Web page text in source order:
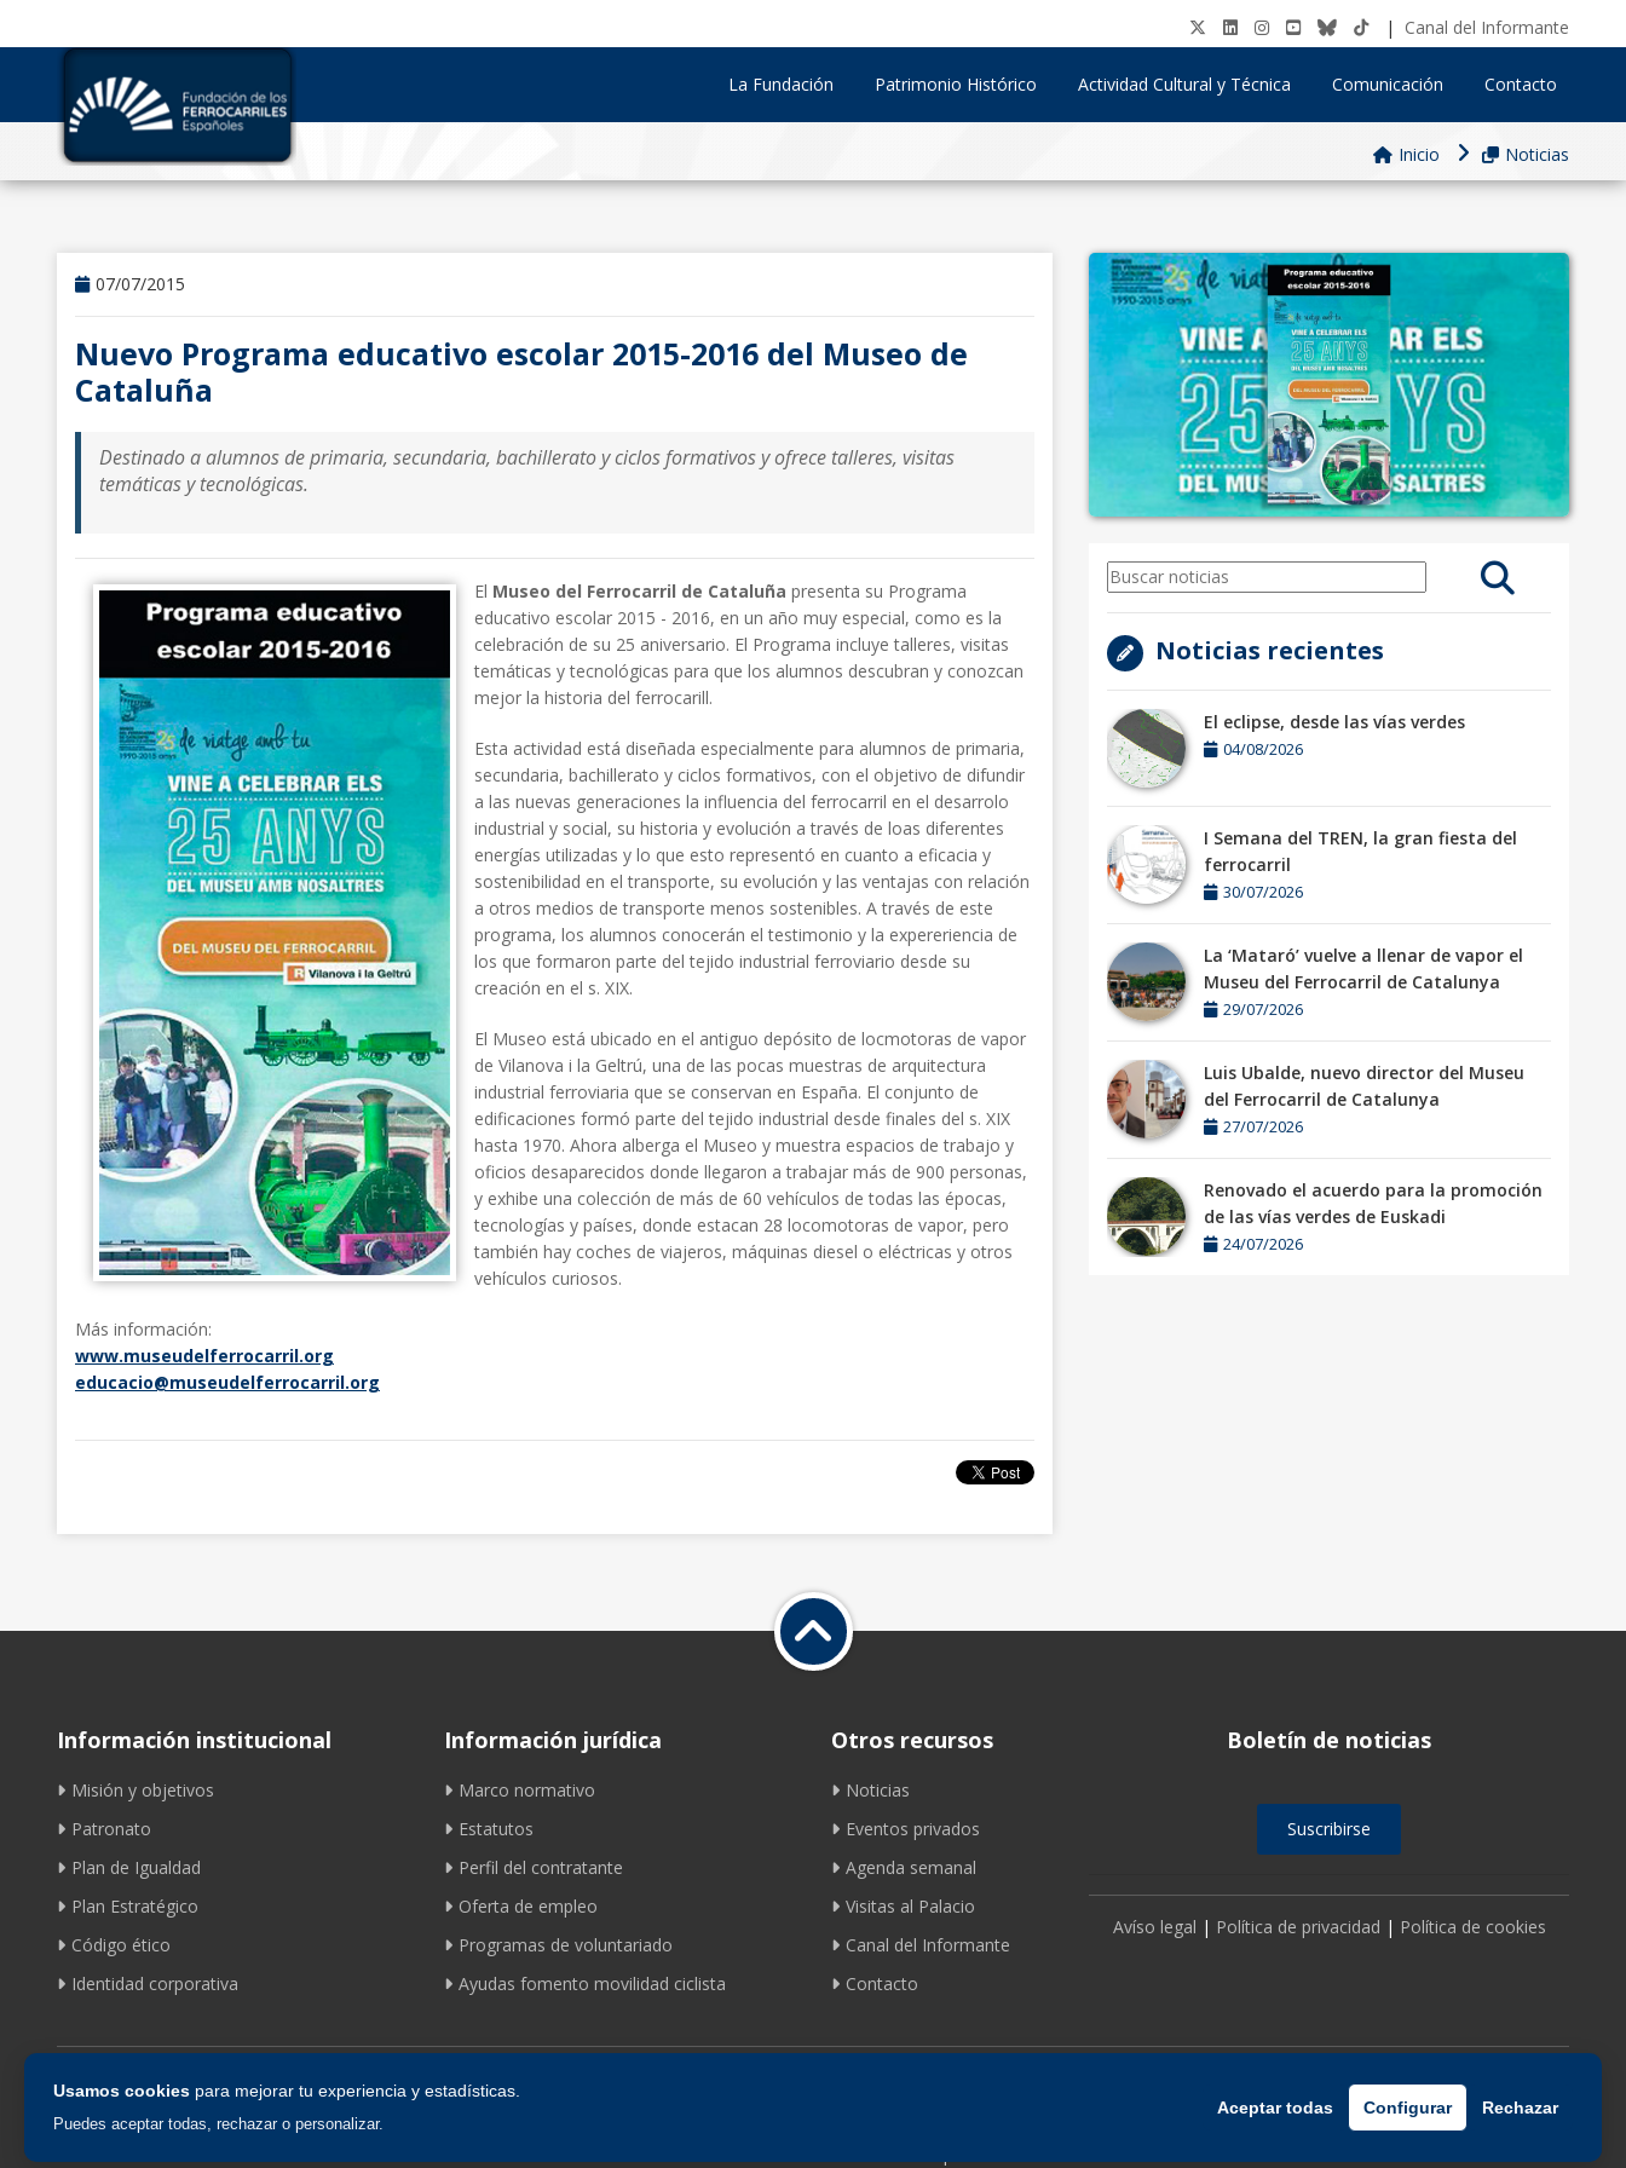
Usamos cookies para mejorar tu experiencia y estadísticas.
Puedes aceptar todas, rechazar o personalizar.
Aceptar todas Configurar Rechazar
| Canal del Informante
La Fundación Patrimonio Histórico Actividad Cultural y Técnica Comunicación Contacto
Inicio Noticias
07/07/2015
Nuevo Programa educativo escolar 2015-2016 del Museo de
Cataluña
Destinado a alumnos de primaria, secundaria, bachillerato y ciclos formativos y ofrece talleres, visitas
temáticas y tecnológicas.
El Museo del Ferrocarril de Cataluña presenta su Programa
educativo escolar 2015 - 2016, en un año muy especial, como es la
celebración de su 25 aniversario. El Programa incluye talleres, visitas
temáticas y tecnológicas para que los alumnos descubran y conozcan
mejor la historia del ferrocarill.
Esta actividad está diseñada especialmente para alumnos de primaria,
secundaria, bachillerato y ciclos formativos, con el objetivo de difundir
a las nuevas generaciones la influencia del ferrocarril en el desarrolo
industrial y social, su historia y evolución a través de loas diferentes
energías utilizadas y lo que esto representó en cuanto a eficacia y
sostenibilidad en el transporte, su evolución y las ventajas con relación
a otros medios de transporte menos sostenibles. A través de este
programa, los alumnos conocerán el testimonio y la expereriencia de
los que formaron parte del tejido industrial ferroviario desde su
creación en el s. XIX.
El Museo está ubicado en el antiguo depósito de locmotoras de vapor
de Vilanova i la Geltrú, una de las pocas muestras de arquitectura
industrial ferroviaria que se conservan en España. El conjunto de
edificaciones formó parte del tejido industrial desde finales del s. XIX
hasta 1970. Ahora alberga el Museo y muestra espacios de trabajo y
oficios desaparecidos donde llegaron a trabajar más de 900 personas,
y exhibe una colección de más de 60 vehículos de todas las épocas,
tecnologías y países, donde estacan 28 locomotoras de vapor, pero
también hay coches de viajeros, máquinas diesel o eléctricas y otros
vehículos curiosos.
Más información:
www.museudelferrocarril.org
educacio@museudelferrocarril.org
Noticias recientes
El eclipse, desde las vías verdes
04/08/2026
I Semana del TREN, la gran fiesta del
ferrocarril
30/07/2026
La ‘Mataró’ vuelve a llenar de vapor el
Museu del Ferrocarril de Catalunya
29/07/2026
Luis Ubalde, nuevo director del Museu
del Ferrocarril de Catalunya
27/07/2026
Renovado el acuerdo para la promoción
de las vías verdes de Euskadi
24/07/2026
Información institucional
Misión y objetivos
Patronato
Plan de Igualdad
Plan Estratégico
Código ético
Identidad corporativa
Información jurídica
Marco normativo
Estatutos
Perfil del contratante
Oferta de empleo
Programas de voluntariado
Ayudas fomento movilidad ciclista
Otros recursos
Noticias
Eventos privados
Agenda semanal
Visitas al Palacio
Canal del Informante
Contacto
Boletín de noticias
Suscribirse
Avíso legal | Política de privacidad | Política de cookies